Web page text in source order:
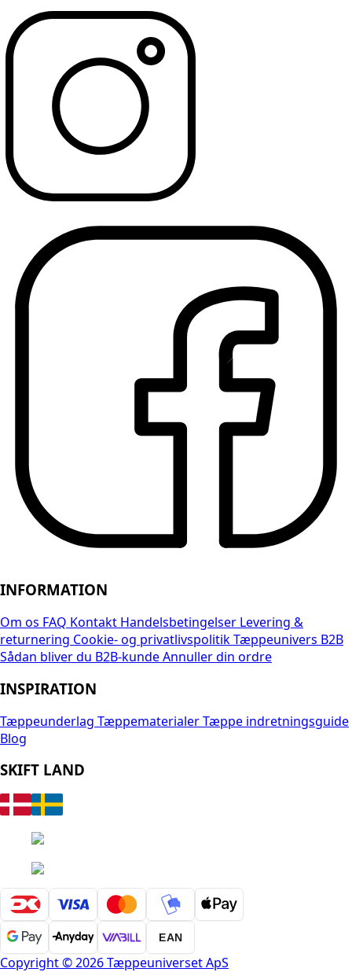
INFORMATION
Om os FAQ Kontakt Handelsbetingelser Levering &
returnering Cookie- og privatlivspolitikTæppeunivers B2B
Sådan bliver du B2B-kundeAnnuller din ordre
INSPIRATION
Tæppeunderlag TæppematerialerTæppe indretningsguide
Blog
SKIFT LAND
EAN
Copyright © 2026 Tæppeuniverset ApS